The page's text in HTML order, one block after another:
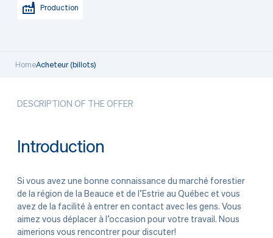
Production
HomeAcheteur (billots)
DESCRIPTION OF THE OFFER
Introduction
Si vous avez une bonne connaissance du marché forestier
de la région de la Beauce et de l’Estrie au Québec et vous
avez de la facilité à entrer en contact avec les gens. Vous
aimez vous déplacer à l’occasion pour votre travail. Nous
aimerions vous rencontrer pour discuter!